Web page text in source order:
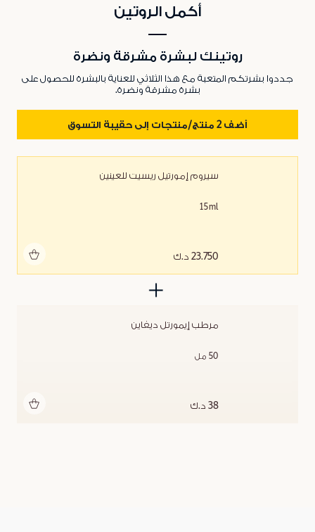
أكمل الروتين
سيروم إمورتيل ريسيت للعينين
15ml
23.750 د.ك
مرطب إيمورتل ديفاين
50 مل
38 د.ك
روتينك لبشرة مشرقة ونضرة
جددوا بشرتكم المتعبة مع هذا الثلاثي للعناية بالبشرة للحصول على
بشرة مشرقة ونضرة.
أضف 2 منتج/منتجات إلى حقيبة التسوق